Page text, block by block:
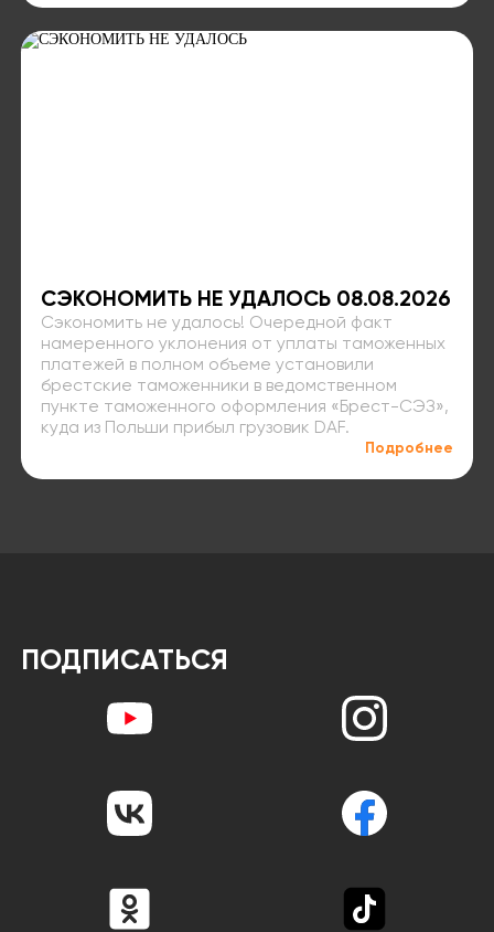
СЭКОНОМИТЬ НЕ УДАЛОСЬ 08.08.2026
Сэкономить не удалось! Очередной факт
намеренного уклонения от уплаты таможенных
платежей в полном объеме установили
брестские таможенники в ведомственном
пункте таможенного оформления «Брест-СЭЗ»,
куда из Польши прибыл грузовик DAF.
Подробнее
ПОДПИСАТЬСЯ